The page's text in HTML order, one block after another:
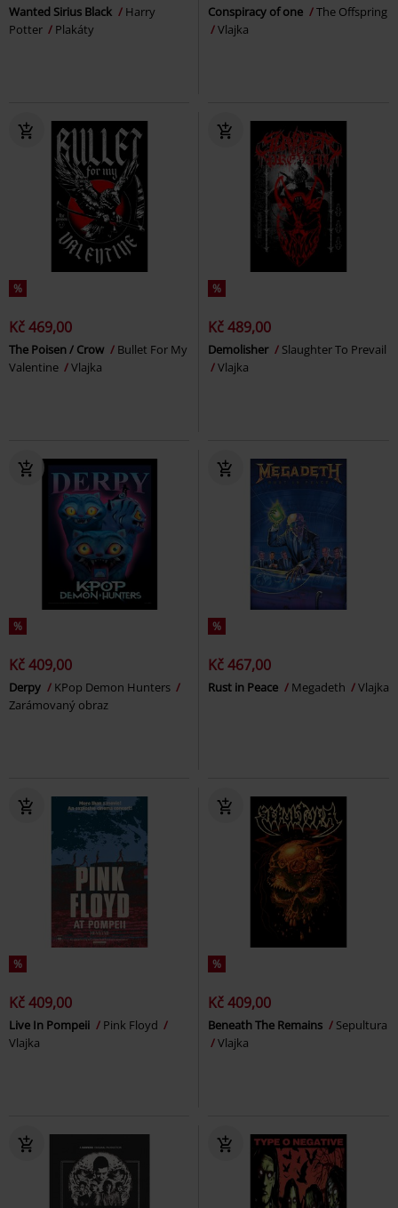
Wanted Sirius Black
Harry
Potter
Plakáty
Conspiracy of one
The Offspring
Vlajka
%
Kč 469,00
The Poisen / Crow
Bullet For My
Valentine
Vlajka
%
Kč 489,00
Demolisher
Slaughter To Prevail
Vlajka
%
Kč 409,00
Derpy
KPop Demon Hunters
Zarámovaný obraz
%
Kč 467,00
Rust in Peace Megadeth Vlajka
%
Kč 409,00
Live In Pompeii
Pink Floyd
Vlajka
%
Kč 409,00
Beneath The Remains
Sepultura
Vlajka